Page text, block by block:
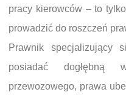
pracy kierowców – to
prowadzić do roszczeń
Prawnik specjalizujący
posiadać
przewozowego, prawa